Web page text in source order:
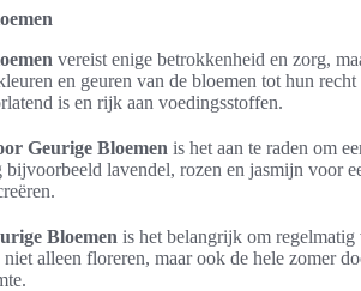
vereist enige betrokkenheid en zorg,
en geuren van de bloemen tot hun
is en rijk aan voedingsstoffen.
Geurige Bloemen is het aan te raden om
lavendel, rozen en jasmijn voor
Bloemen is het belangrijk om
alleen floreren, maar ook de hele zomer